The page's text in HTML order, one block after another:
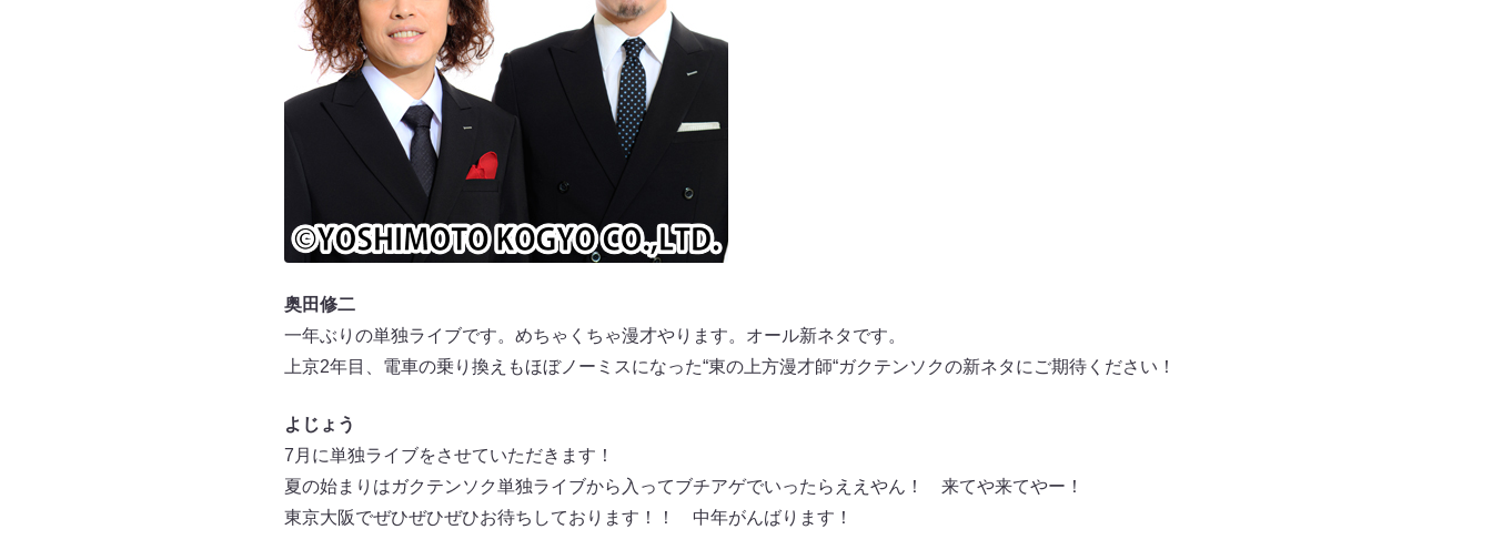
奥田修二
一年ぶりの単独ライブです。めちゃくちゃ漫才やります。オール新ネタです。
上京2年目、電車の乗り換えもほぼノーミスになった“東の上方漫才師“ガクテンソクの新ネタにご期待ください！
よじょう
7月に単独ライブをさせていただきます！
夏の始まりはガクテンソク単独ライブから入ってブチアゲでいったらええやん！ 来てや来てやー！
東京大阪でぜひぜひぜひお待ちしております！！ 中年がんばります！